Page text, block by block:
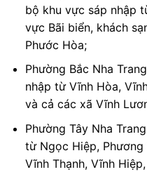
bộ khu vực sáp nhập
vực Bãi biển, khách
Phước Hòa;
Phường Bắc Nha
nhập từ Vĩnh Hòa,
và cả các xã Vĩnh
Phường Tây Nha
từ Ngọc Hiệp,
Vĩnh Thạnh, Vĩnh